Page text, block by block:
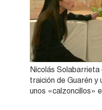
Nicolás
traición de Guarén y
unos «calzoncillos»